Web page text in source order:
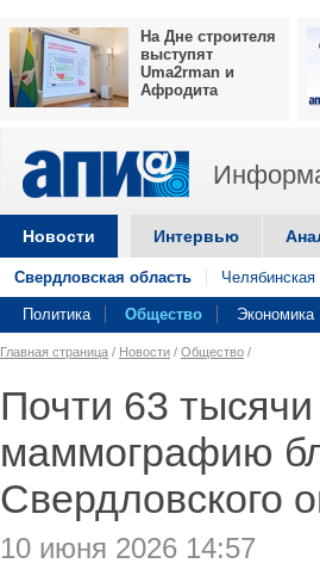
На Дне строителя
выступят
Uma2rman и
Афродита
Новости Интервью
Свердловская область Челябинская
Политика Общество Экономика
Главная страница / Новости / Общество /
Почти 63
маммографию
Свердловского
10 июня 2026 14:57